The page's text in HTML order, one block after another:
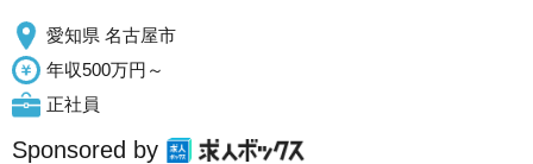
愛知県 名古屋市
年収500万円～
正社員
Sponsored by